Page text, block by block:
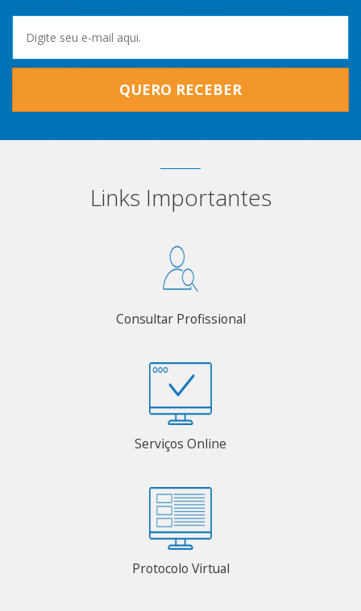
QUERO RECEBER
Links Importantes
Consultar Profissional
Serviços Online
Protocolo Virtual